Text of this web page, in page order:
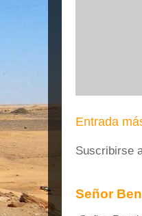
Entrada
Suscribirse
Señor